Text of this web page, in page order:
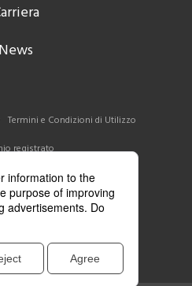
News
Termini e Condizioni di Utilizzo
registrato